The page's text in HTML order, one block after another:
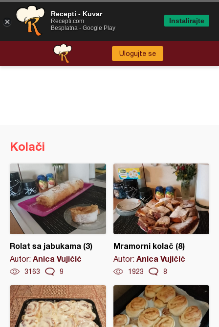
Ulogujte se
Kolači
Rolat sa jabukama (3)
Autor: Anica Vujičić
3163 9
Mramorni kolač (8)
Autor: Anica Vujičić
1923 8
Recepti - Kuvar
Recepti.com
Besplatna - Google Play
Instalirajte